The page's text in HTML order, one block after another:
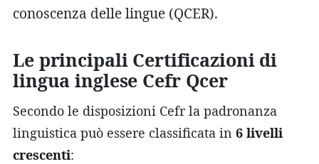
conoscenza delle lingue (QCER).
Le principali Certificazioni di
lingua inglese Cefr Qcer
Secondo le disposizioni Cefr la padronanza
linguistica può essere classificata in 6 livelli
crescenti: